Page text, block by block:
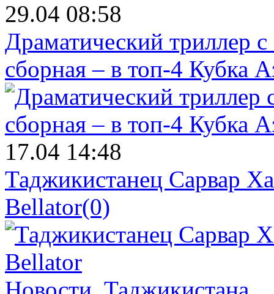
29.04 08:58
Драматический триллер
сборная – в топ-4 Кубка
17.04 14:48
Таджикистанец Сарвар
Bellator(0)